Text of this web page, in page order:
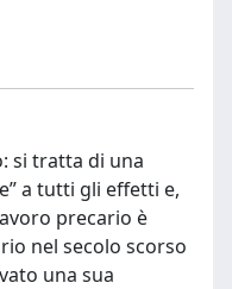
si tratta di una
a tutti gli effetti e,
precario è
nel secolo scorso
una sua